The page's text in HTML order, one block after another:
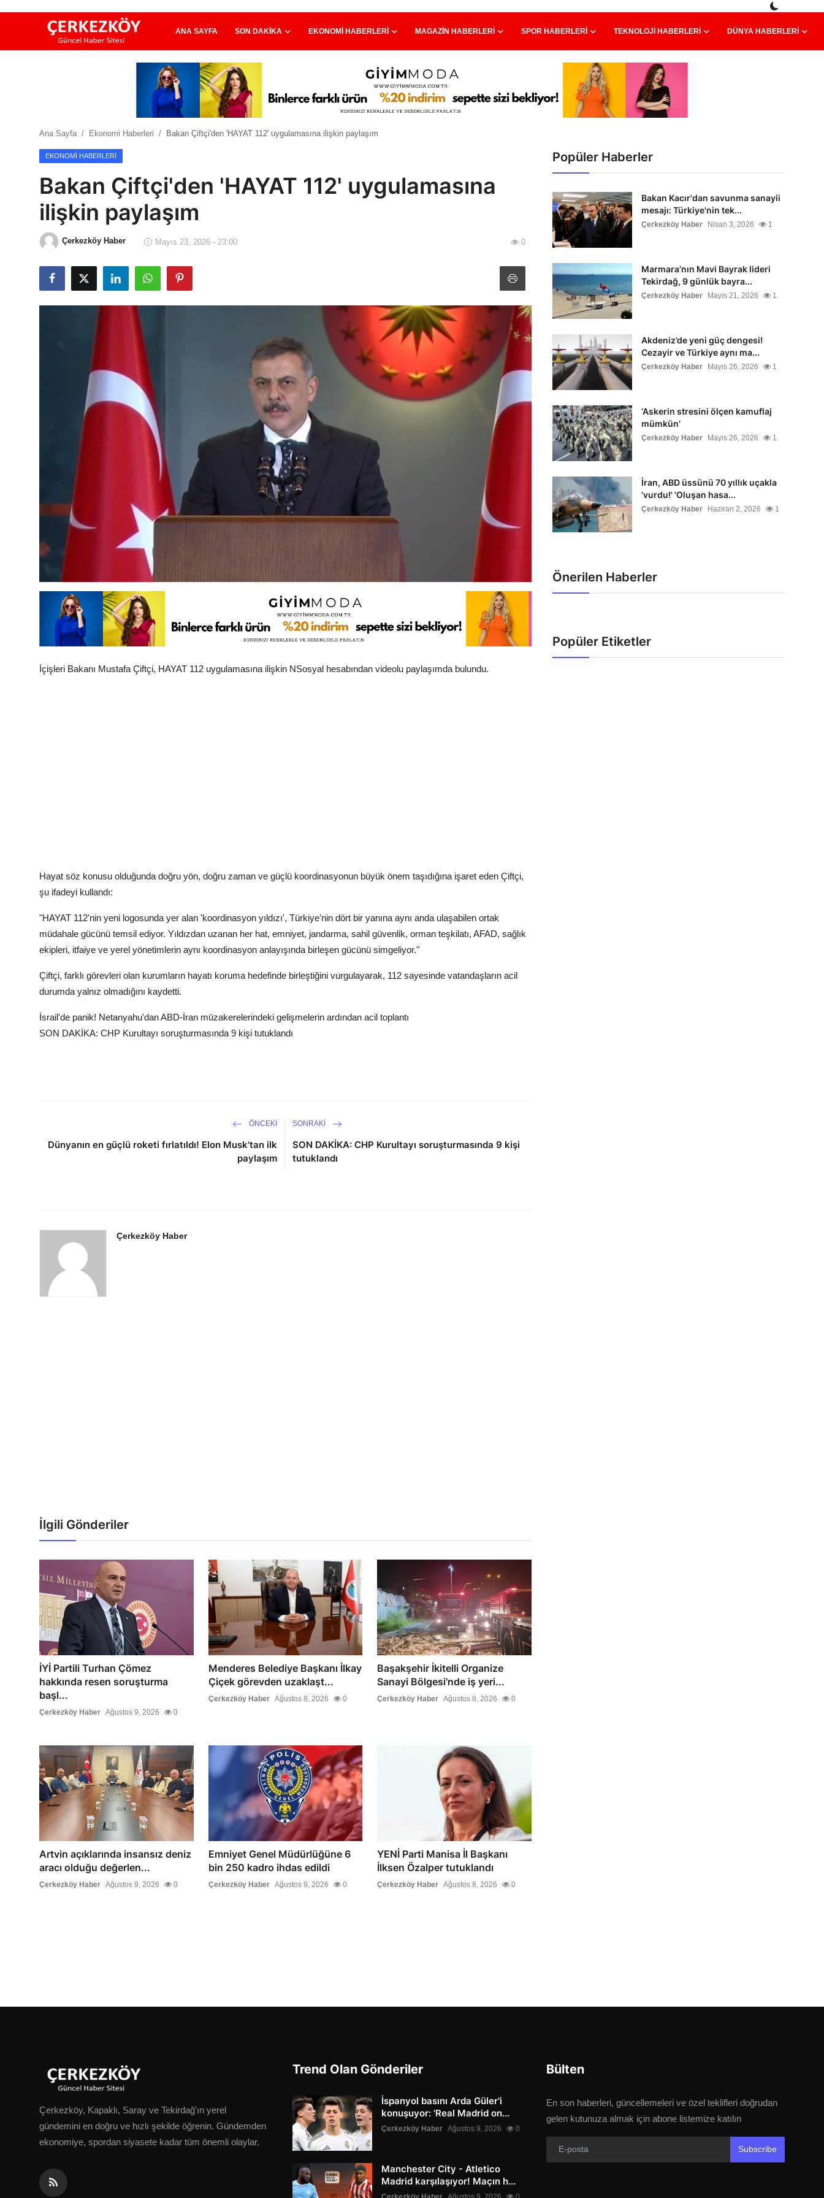
ANA SAYFA SON DAKIKA EKONOMI HABERLERI MAGAZIN HABERLERI SPOR HABERLERI TEKNOLOJI HABERLERI DÜNYA HABERLERI
Ekonomi Haberleri
Teknoloji Haberleri
Çerkezköy
Ana Sayfa Ekonomi Haberleri Bakan Çiftçi'den 'HAYAT 112' uygulamasına ilişkin paylaşım
EKONOMI HABERLERI
Bakan Çiftçi'den 'HAYAT 112' uygulamasına
ilişkin paylaşım
Çerkezköy Haber Mayıs 23, 2026 - 23:00 0
İçişleri Bakanı Mustafa Çiftçi, HAYAT 112 uygulamasına ilişkin NSosyal hesabından videolu paylaşımda bulundu.
Hayat söz konusu olduğunda doğru yön, doğru zaman ve güçlü koordinasyonun büyük önem taşıdığına işaret eden Çiftçi,
şu ifadeyi kullandı:
"HAYAT 112'nin yeni logosunda yer alan 'koordinasyon yıldızı', Türkiye'nin dört bir yanına aynı anda ulaşabilen ortak
müdahale gücünü temsil ediyor. Yıldızdan uzanan her hat, emniyet, jandarma, sahil güvenlik, orman teşkilatı, AFAD, sağlık
ekipleri, itfaiye ve yerel yönetimlerin aynı koordinasyon anlayışında birleşen gücünü simgeliyor."
Çiftçi, farklı görevleri olan kurumların hayatı koruma hedefinde birleştiğini vurgulayarak, 112 sayesinde vatandaşların acil
durumda yalnız olmadığını kaydetti.
İsrail'de panik! Netanyahu'dan ABD-İran müzakerelerindeki gelişmelerin ardından acil toplantı
SON DAKİKA: CHP Kurultayı soruşturmasında 9 kişi tutuklandı
ÖNCEKI
Dünyanın en güçlü roketi fırlatıldı! Elon Musk'tan ilk
paylaşım
SONRAKI
SON DAKİKA: CHP Kurultayı soruşturmasında 9 kişi
tutuklandı
Çerkezköy Haber
İlgili Gönderiler
İYİ Partili Turhan Çömez
hakkında resen soruşturma
başl...
Çerkezköy Haber Ağustos 9, 2026 0
Menderes Belediye Başkanı İlkay
Çiçek görevden uzaklaşt...
Çerkezköy Haber Ağustos 8, 2026 0
Başakşehir İkitelli Organize
Sanayi Bölgesi'nde iş yeri...
Çerkezköy Haber Ağustos 8, 2026 0
Artvin açıklarında insansız deniz
aracı olduğu değerlen...
Çerkezköy Haber Ağustos 9, 2026 0
Emniyet Genel Müdürlüğüne 6
bin 250 kadro ihdas edildi
Çerkezköy Haber Ağustos 9, 2026 0
YENİ Parti Manisa İl Başkanı
İlksen Özalper tutuklandı
Çerkezköy Haber Ağustos 8, 2026 0
Popüler Haberler
Bakan Kacır'dan savunma sanayii
mesajı: Türkiye'nin tek...
Çerkezköy Haber Nisan 3, 2026 1
Marmara’nın Mavi Bayrak lideri
Tekirdağ, 9 günlük bayra...
Çerkezköy Haber Mayıs 21, 2026 1
Akdeniz’de yeni güç dengesi!
Cezayir ve Türkiye aynı ma...
Çerkezköy Haber Mayıs 26, 2026 1
‘Askerin stresini ölçen kamuflaj
mümkün’
Çerkezköy Haber Mayıs 26, 2026 1
İran, ABD üssünü 70 yıllık uçakla
'vurdu!' 'Oluşan hasa...
Çerkezköy Haber Haziran 2, 2026 1
Önerilen Haberler
Popüler Etiketler
Çerkezköy, Kapaklı, Saray ve Tekirdağ'ın yerel
gündemini en doğru ve hızlı şekilde öğrenin. Gündemden
ekonomiye, spordan siyasete kadar tüm önemli olaylar.
Trend Olan Gönderiler
İspanyol basını Arda Güler'i
konuşuyor: 'Real Madrid on...
Çerkezköy Haber Ağustos 9, 2026 0
Manchester City - Atletico
Madrid karşılaşıyor! Maçın h...
Bülten
En son haberleri, güncellemeleri ve özel teklifleri doğrudan
gelen kutunuza almak için abone listemize katılın
Subscribe